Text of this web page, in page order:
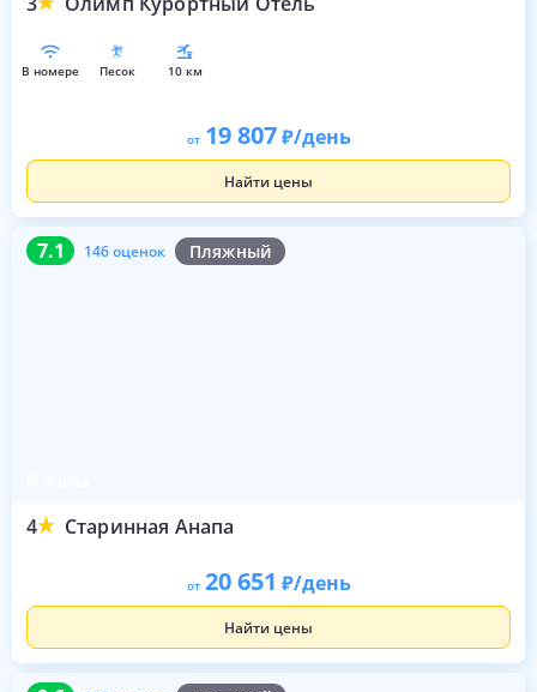
в номере песок 10 км
от 19 807 /день
Найти цены
7.1 146 оценок Пляжный
4 Старинная Анапа
7.1 146 оценок
от 20 651 /день
Найти цены
8.6 143 оценки